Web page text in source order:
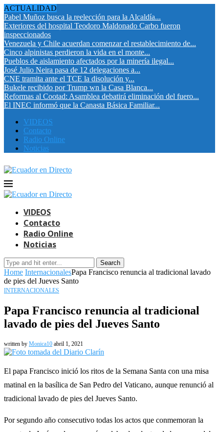
ACTUALIDAD
Pabel Muñoz busca la reelección para la Alcaldía...
Exteriores del hospital Teodoro Maldonado Carbo fueron
inspeccionados
Venezuela y Chile acuerdan comenzar el restablecimiento de...
Cinco alpinistas perdieron la vida en el monte...
Pueblos de aislamiento afectados por la minería ilegal...
José Julio Neira pasa de 12 delegaciones a...
CNE tramita ante el TCE la disolución y...
Bukele recibido por Trump wn la Casa Blanca...
Reformas al Cootad: Asamblea debatirá eliminación del fuero...
El INEC informó que la Canasta Básica Familiar...
VIDEOS
Contacto
Radio Online
Noticias
VIDEOS
Contacto
Radio Online
Noticias
Search
Home InternacionalesPapa Francisco renuncia al tradicional lavado
de pies del Jueves Santo
INTERNACIONALES
Papa Francisco renuncia al tradicional
lavado de pies del Jueves Santo
written by Monica10 abril 1, 2021
El papa Francisco inició los ritos de la Semana Santa con una misa
matinal en la basílica de San Pedro del Vaticano, aunque renunció al
tradicional lavado de pies del Jueves Santo.
Por segundo año consecutivo todas los actos que conmemoran la